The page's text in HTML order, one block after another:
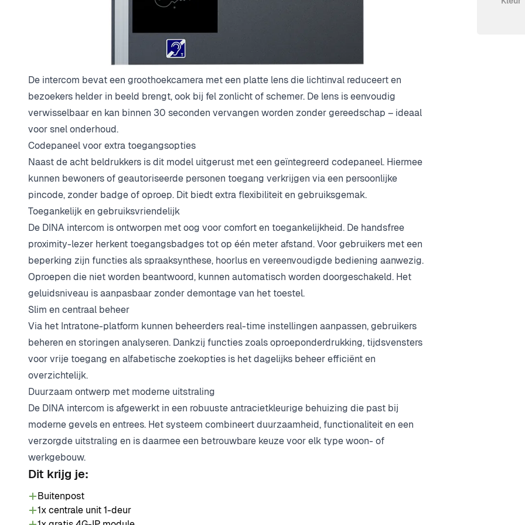
beheerderswebsite kunnen namen op afstand eenvoudig worden aangepast – snel, netjes en
Groothoekcamera met duidelijke beeldkwaliteit
De intercom bevat een groothoekcamera met een platte lens die lichtinval reduceert en
bezoekers helder in beeld brengt, ook bij fel zonlicht of schemer. De lens is eenvoudig
verwisselbaar en kan binnen 30 seconden vervangen worden zonder gereedschap – ideaal
voor snel onderhoud.
Codepaneel voor extra toegangsopties
Naast de acht beldrukkers is dit model uitgerust met een geïntegreerd codepaneel. Hiermee
kunnen bewoners of geautoriseerde personen toegang verkrijgen via een persoonlijke
pincode, zonder badge of oproep. Dit biedt extra flexibiliteit en gebruiksgemak.
Toegankelijk en gebruiksvriendelijk
De DINA intercom is ontworpen met oog voor comfort en toegankelijkheid. De handsfree
proximity-lezer herkent toegangsbadges tot op één meter afstand. Voor gebruikers met een
beperking zijn functies als spraaksynthese, hoorlus en vereenvoudigde bediening aanwezig.
Oproepen die niet worden beantwoord, kunnen automatisch worden doorgeschakeld. Het
geluidsniveau is aanpasbaar zonder demontage van het toestel.
Slim en centraal beheer
Via het Intratone-platform kunnen beheerders real-time instellingen aanpassen, gebruikers
beheren en storingen analyseren. Dankzij functies zoals oproeponderdrukking, tijdsvensters
voor vrije toegang en alfabetische zoekopties is het dagelijks beheer efficiënt en
overzichtelijk.
Duurzaam ontwerp met moderne uitstraling
De DINA intercom is afgewerkt in een robuuste antracietkleurige behuizing die past bij
moderne gevels en entrees. Het systeem combineert duurzaamheid, functionaliteit en een
verzorgde uitstraling en is daarmee een betrouwbare keuze voor elk type woon- of
werkgebouw.
Dit krijg je:
Buitenpost
1x centrale unit 1-deur